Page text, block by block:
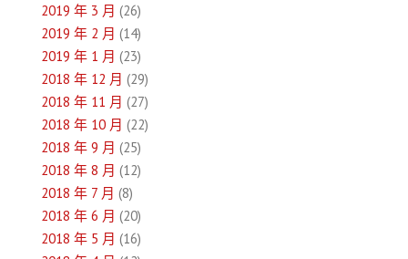
2019 年 3 月 (26)
2019 年 2 月 (14)
2019 年 1 月 (23)
2018 年 12 月 (29)
2018 年 11 月 (27)
2018 年 10 月 (22)
2018 年 9 月 (25)
2018 年 8 月 (12)
2018 年 7 月 (8)
2018 年 6 月 (20)
2018 年 5 月 (16)